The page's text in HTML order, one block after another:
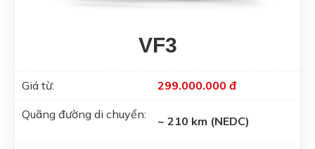
VF3
Giá từ: 299.000.000 đ
Quãng đường di chuyển: ~ 210 km (NEDC)